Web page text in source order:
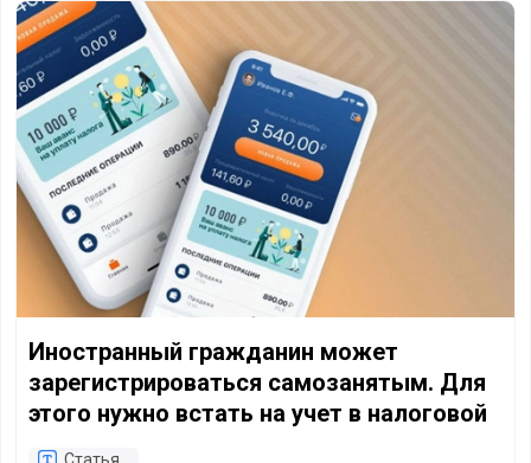
Иностранный гражданин может зарегистрироваться
Иностранный гражданин может
зарегистрироваться самозанятым. Для
этого нужно встать на учет в налоговой
Статья